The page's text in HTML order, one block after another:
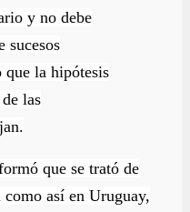
y no debe
sucesos
que la hipótesis
las
que se trató de
así en Uruguay,